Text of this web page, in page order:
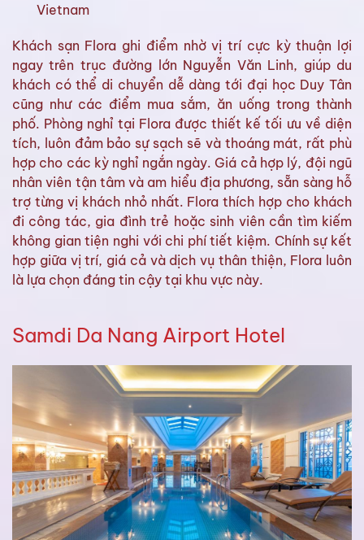
Vietnam
Khách sạn Flora ghi điểm nhờ vị trí cực kỳ thuận lợi
ngay trên trục đường lớn Nguyễn Văn Linh, giúp du
khách có thể di chuyển dễ dàng tới đại học Duy Tân
cũng như các điểm mua sắm, ăn uống trong thành
phố. Phòng nghỉ tại Flora được thiết kế tối ưu về diện
tích, luôn đảm bảo sự sạch sẽ và thoáng mát, rất phù
hợp cho các kỳ nghỉ ngắn ngày. Giá cả hợp lý, đội ngũ
nhân viên tận tâm và am hiểu địa phương, sẵn sàng hỗ
trợ từng vị khách nhỏ nhất. Flora thích hợp cho khách
đi công tác, gia đình trẻ hoặc sinh viên cần tìm kiếm
không gian tiện nghi với chi phí tiết kiệm. Chính sự kết
hợp giữa vị trí, giá cả và dịch vụ thân thiện, Flora luôn
là lựa chọn đáng tin cậy tại khu vực này.
Samdi Da Nang Airport Hotel